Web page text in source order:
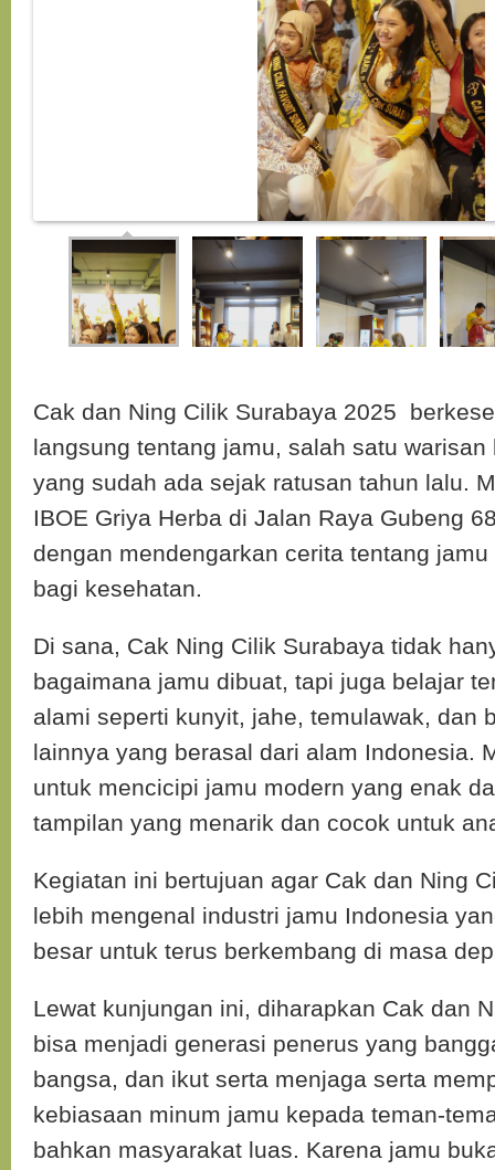
Cak dan Ning Cilik Surabaya 2025
langsung tentang jamu, salah satu
yang sudah ada sejak ratusan tahun lalu.
IBOE Griya Herba di Jalan Raya Gubeng
dengan mendengarkan cerita tentang
bagi kesehatan.
Di sana, Cak Ning Cilik Surabaya tidak
bagaimana jamu dibuat, tapi juga belajar
alami seperti kunyit, jahe, temulawak, dan
lainnya yang berasal dari alam Indonesia.
untuk mencicipi jamu modern yang enak
tampilan yang menarik dan cocok untuk
Kegiatan ini bertujuan agar Cak dan Ning
lebih mengenal industri jamu Indonesia
besar untuk terus berkembang di masa
Lewat kunjungan ini, diharapkan Cak dan
bisa menjadi generasi penerus yang
bangsa, dan ikut serta menjaga serta
kebiasaan minum jamu kepada teman-
bahkan masyarakat luas. Karena jamu